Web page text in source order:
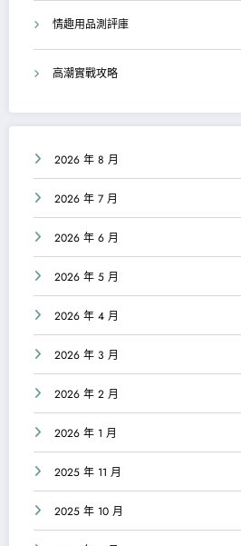
情趣用品測評庫
高潮實戰攻略
2026 年 8 月
2026 年 7 月
2026 年 6 月
2026 年 5 月
2026 年 4 月
2026 年 3 月
2026 年 2 月
2026 年 1 月
2025 年 11 月
2025 年 10 月